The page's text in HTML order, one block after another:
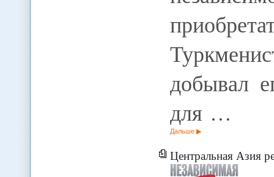
добывал
для …
Дальше
Центральная Азия